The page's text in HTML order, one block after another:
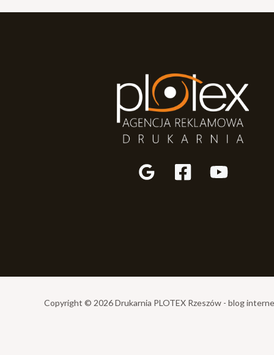
Copyright © 2026 Drukarnia PLOTEX Rzeszów - blog